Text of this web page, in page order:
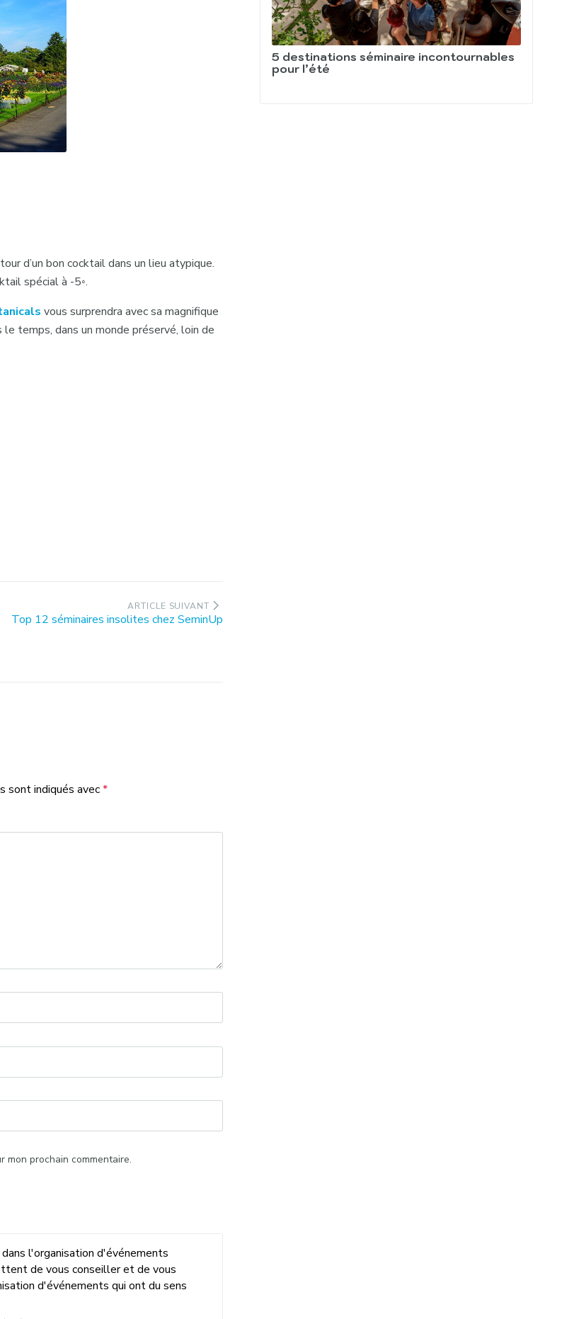
d’un bon cocktail dans un lieu atypique.
spécial à -5◦.
vous surprendra avec sa magnifique
temps, dans un monde préservé, loin de
ARTICLE SUIVANT
Article
suivant
Top 12 séminaires insolites chez SeminUp
sont indiqués avec*
mon prochain commentaire.
l'organisation d'événements
de vous conseiller et de vous
d'événements qui ont du sens
5 destinations séminaire incontournables
pour l’été